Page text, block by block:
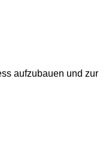
aufzubauen und zur